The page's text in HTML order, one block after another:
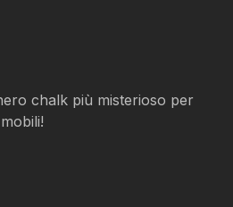
chalk più misterioso per